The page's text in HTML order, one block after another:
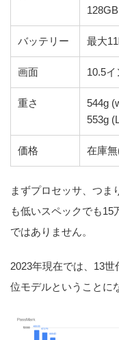
128GB
バッテリー 最大
画面 10.5イ
重さ
544g
553g
価格 在庫
まずプロセッサ、つま
も低いスペックでも
ではありません。
2023年現在では、13
位モデルということに